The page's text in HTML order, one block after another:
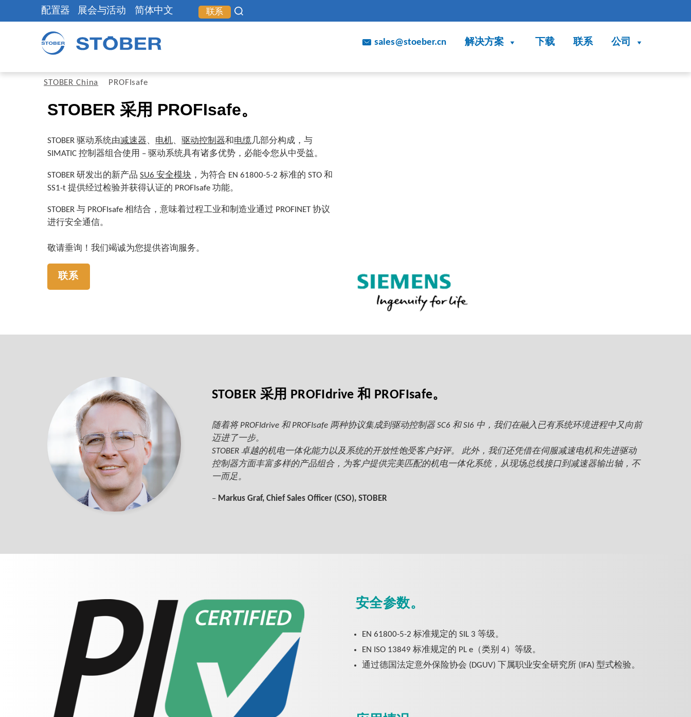
配置器 展会与活动 简体中文 联系
sales@stoeber.cn 解决方案 下载 联系 公司
STOBER China PROFIsafe
STOBER 采用 PROFIsafe。
STOBER 驱动系统由减速器、 电机、 驱动控制器和电缆几部分构成，与
SIMATIC 控制器组合使用 – 驱动系统具有诸多优势，必能令您从中受益。
STOBER 研发出的新产品 SU6 安全模块 ，为符合 EN 61800-5-2 标准的 STO 和
SS1-t 提供经过检验并获得认证的 PROFIsafe 功能。
STOBER 与 PROFIsafe 相结合，意味着过程工业和制造业通过 PROFINET 协议
进行安全通信。
敬请垂询！我们竭诚为您提供咨询服务。
联系
STOBER 采用 PROFIdrive 和 PROFIsafe。
随着将 PROFIdrive 和 PROFIsafe 两种协议集成到驱动控制器 SC6 和 SI6 中，我们在融入已有系统环境进程中又向前
迈进了一步。
STOBER 卓越的机电一体化能力以及系统的开放性饱受客户好评。 此外，我们还凭借在伺服减速电机和先进驱动
控制器方面丰富多样的产品组合，为客户提供完美匹配的机电一体化系统，从现场总线接口到减速器输出轴，不
一而足。
– Markus Graf, Chief Sales Officer (CSO), STOBER
安全参数。
EN 61800-5-2 标准规定的 SIL 3 等级。
EN ISO 13849 标准规定的 PL e（类别 4）等级。
通过德国法定意外保险协会 (DGUV) 下属职业安全研究所 (IFA) 型式检验。